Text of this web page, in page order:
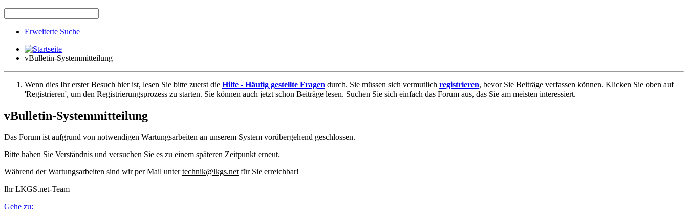
Erweiterte Suche
vBulletin-Systemmitteilung
Wenn dies Ihr erster Besuch hier ist, lesen Sie bitte zuerst die Hilfe - Häufig gestellte Fragen durch. Sie müssen sich vermutlich registrieren, bevor Sie Beiträge verfassen können. Klicken Sie oben auf
'Registrieren', um den Registrierungsprozess zu starten. Sie können auch jetzt schon Beiträge lesen. Suchen Sie sich einfach das Forum aus, das Sie am meisten interessiert.
vBulletin-Systemmitteilung
Das Forum ist aufgrund von notwendigen Wartungsarbeiten an unserem System vorübergehend geschlossen.
Bitte haben Sie Verständnis und versuchen Sie es zu einem späteren Zeitpunkt erneut.
Während der Wartungsarbeiten sind wir per Mail untertechnik@lkgs.netfür Sie erreichbar!
Ihr LKGS.net-Team
Gehe zu: